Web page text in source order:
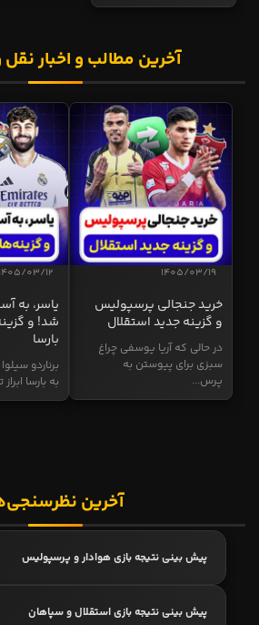
آخرین مطالب و اخبار نقل
1405/03/19
خرید جنجالی پرسپولیس
و گزینه جدید استقلال
در حالی که آریا یوسفی چراغ
سبزی برای پیوستن به
پرس...
1405/03/12
یاسر، به
شد! و
بارسا
برناردو
به بارسا
آخرین
پیش بینی نتیجه بازی هوادار و پرسپولیس
پیش بینی نتیجه بازی استقلال و سپاهان